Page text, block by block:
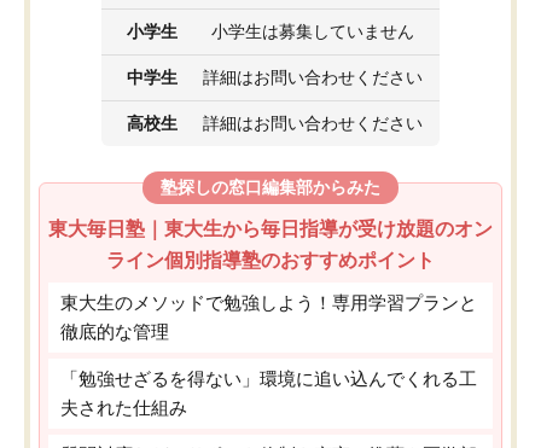
小学生 小学生は募集していません
中学生 詳細はお問い合わせください
高校生 詳細はお問い合わせください
塾探しの窓口編集部からみた
東大毎日塾｜東大生から毎日指導が受け放題のオン
ライン個別指導塾のおすすめポイント
東大生のメソッドで勉強しよう！専用学習プランと
徹底的な管理
「勉強せざるを得ない」環境に追い込んでくれる工
夫された仕組み